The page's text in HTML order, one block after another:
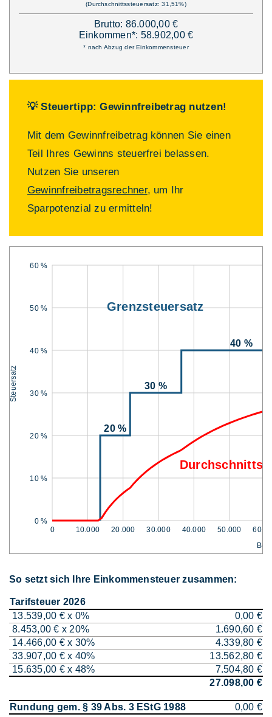
(Durchschnittssteuersatz: 31,51%)
Brutto: 86.000,00 €
Einkommen*: 58.902,00 €
* nach Abzug der Einkommensteuer
💡 Steuertipp: Gewinnfreibetrag nutzen!
Mit dem Gewinnfreibetrag können Sie einen
Teil Ihres Gewinns steuerfrei belassen.
Nutzen Sie unseren
Gewinnfreibetragsrechner, um Ihr
Sparpotenzial zu ermitteln!
0 %
10 %
20 %
30 %
40 %
50 %
60 %
0 10.000 20.000 30.000 40.000 50.000
Grenzsteuersatz
20 %
30 %
40 %
Steuersatz
So setzt sich Ihre Einkommensteuer zusammen:
Tarifsteuer 2026
13.539,00 € x 0%
0,00 €
8.453,00 € x 20%
1.690,60 €
14.466,00 € x 30%
4.339,80 €
33.907,00 € x 40%
13.562,80 €
15.635,00 € x 48%
7.504,80 €
27.098,00 €
Rundung gem. § 39 Abs. 3 EStG 1988 0,00 €